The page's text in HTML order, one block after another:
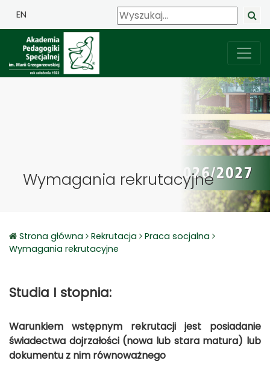
EN
Wymagania rekrutacyjne
Strona główna Rekrutacja
Praca socjalna
Wymagania rekrutacyjne
Studia I stopnia:
Warunkiem wstępnym rekrutacji jest posiadanie
świadectwa dojrzałości (nowa lub stara matura) lub
dokumentu z nim równoważnego